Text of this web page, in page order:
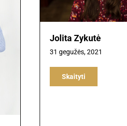
Jolita Zykutė
31 gegužės, 2021
Skaityti